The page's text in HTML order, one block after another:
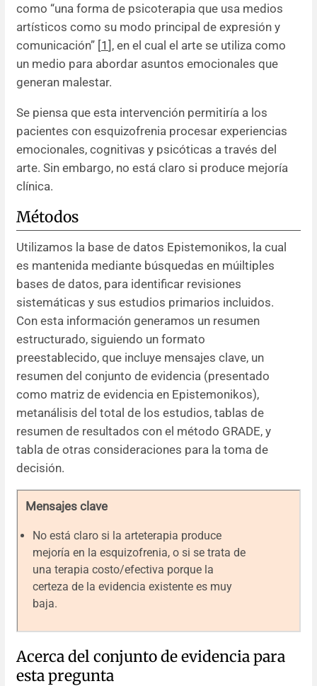
como “una forma de psicoterapia que usa medios
artísticos como su modo principal de expresión y
comunicación” [1 ], en el cual el arte se utiliza como
un medio para abordar asuntos emocionales que
generan malestar.
Se piensa que esta intervención permitiría a los
pacientes con esquizofrenia procesar experiencias
emocionales, cognitivas y psicóticas a través del
arte. Sin embargo, no está claro si produce mejoría
clínica.
Métodos
Utilizamos la base de datos Epistemonikos, la cual
es mantenida mediante búsquedas en múiltiples
bases de datos, para identificar revisiones
sistemáticas y sus estudios primarios incluidos.
Con esta información generamos un resumen
estructurado, siguiendo un formato
preestablecido, que incluye mensajes clave, un
resumen del conjunto de evidencia (presentado
como matriz de evidencia en Epistemonikos),
metanálisis del total de los estudios, tablas de
resumen de resultados con el método GRADE, y
tabla de otras consideraciones para la toma de
decisión.
Mensajes clave
No está claro si la arteterapia produce
mejoría en la esquizofrenia, o si se trata de
una terapia costo/efectiva porque la
certeza de la evidencia existente es muy
baja.
Acerca del conjunto de evidencia para
esta pregunta